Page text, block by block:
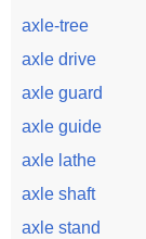
axle-tree
axle drive
axle guard
axle guide
axle lathe
axle shaft
axle stand